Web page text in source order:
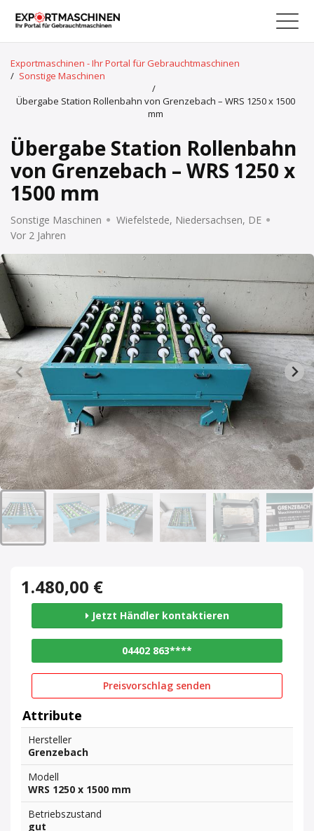
Exportmaschinen - Ihr Portal für Gebrauchtmaschinen
/ Sonstige Maschinen
/
Übergabe Station Rollenbahn von Grenzebach – WRS 1250 x 1500
mm
Übergabe Station Rollenbahn
von Grenzebach – WRS 1250 x
1500 mm
Sonstige Maschinen
Wiefelstede, Niedersachsen, DE
Vor 2 Jahren
1.480,00 €
Jetzt Händler kontaktieren
04402 863****
Preisvorschlag senden
Attribute
Hersteller
Grenzebach
Modell
WRS 1250 x 1500 mm
Betriebszustand
gut